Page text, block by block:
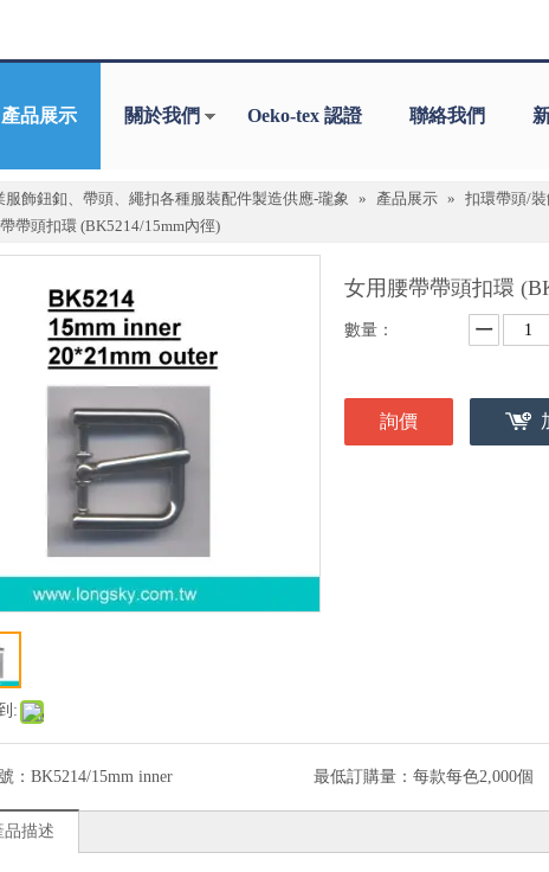
產品展示 關於我們 Oeko-tex 認證 聯絡我們
服飾鈕釦、帶頭、繩扣各種服裝配件製造供應-瓏象 » 產品展示 » 扣環帶頭/
帶頭扣環 (BK5214/15mm內徑)
:
女用腰帶帶頭扣環
數量：
詢價
： BK5214/15mm inner 最低訂購量： 每款每色2,000個
品描述